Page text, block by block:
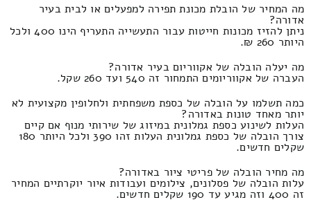
מה המחיר של הובלת מכונת תפירה למפעלים או לבית בעיר
אדורה?
ניתן להזיז מכונות חייטות עבור התעשייה התעריף הינו 400 ולכל
היותר 260 ₪.
מה יעלה הובלה של אקווריום בעיר אדורה?
העברה של אקווריומים התמחור זה 540 ועד 260 שקל.
כמה תשלמו על הובלה של כספת משפחתית ולחלופין מקצועית לא
יותר מאחד טונות באדורה?
העלות לשינוע כספת גמלונית במיזוג של שירותי מנוף אם קיים
צורך הובלה של כספת גמלונית העלות זהו 390 ולכל היותר 180
שקלים חדשים.
מה מחיר הובלה של פריטי ציור באדורה?
עלות הובלה של פסלונים, צילומים ועבודות איור יוקרתיים המחיר
זה 400 וזה מגיע עד 190 שקלים חדשים.